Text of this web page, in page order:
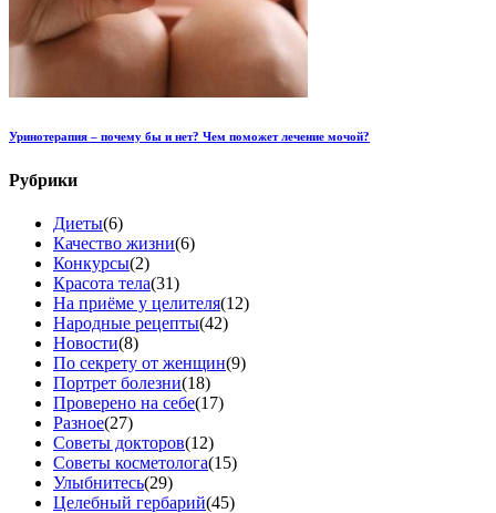
Уринотерапия – почему бы и нет? Чем поможет лечение мочой?
Рубрики
Диеты(6)
Качество жизни(6)
Конкурсы(2)
Красота тела(31)
На приёме у целителя(12)
Народные рецепты(42)
Новости(8)
По секрету от женщин(9)
Портрет болезни(18)
Проверено на себе(17)
Разное(27)
Советы докторов(12)
Советы косметолога(15)
Улыбнитесь(29)
Целебный гербарий(45)